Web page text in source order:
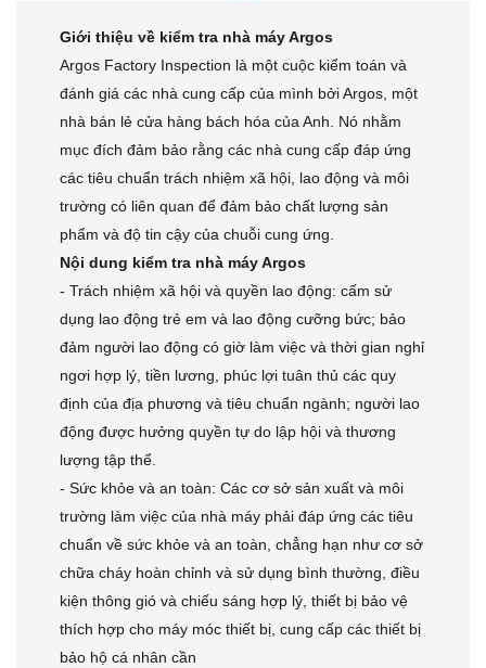
Giới thiệu về kiểm tra nhà máy Argos
Argos Factory Inspection là một cuộc kiểm toán và
đánh giá các nhà cung cấp của mình bởi Argos, một
nhà bán lẻ cửa hàng bách hóa của Anh. Nó nhằm
mục đích đảm bảo rằng các nhà cung cấp đáp ứng
các tiêu chuẩn trách nhiệm xã hội, lao động và môi
trường có liên quan để đảm bảo chất lượng sản
phẩm và độ tin cậy của chuỗi cung ứng.
Nội dung kiểm tra nhà máy Argos
- Trách nhiệm xã hội và quyền lao động: cấm sử
dụng lao động trẻ em và lao động cưỡng bức; bảo
đảm người lao động có giờ làm việc và thời gian nghỉ
ngơi hợp lý, tiền lương, phúc lợi tuân thủ các quy
định của địa phương và tiêu chuẩn ngành; người lao
động được hưởng quyền tự do lập hội và thương
lượng tập thể.
- Sức khỏe và an toàn: Các cơ sở sản xuất và môi
trường làm việc của nhà máy phải đáp ứng các tiêu
chuẩn về sức khỏe và an toàn, chẳng hạn như cơ sở
chữa cháy hoàn chỉnh và sử dụng bình thường, điều
kiện thông gió và chiếu sáng hợp lý, thiết bị bảo vệ
thích hợp cho máy móc thiết bị, cung cấp các thiết bị
bảo hộ cá nhân cần